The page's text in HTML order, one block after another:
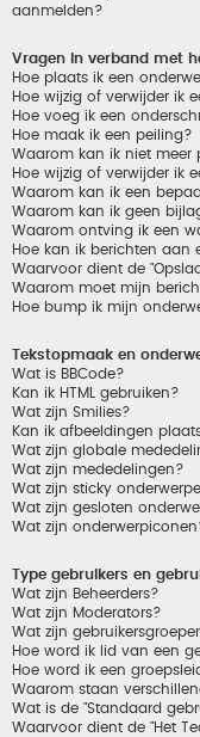
aanmelden?
Vragen in verband met
Hoe plaats ik een
Hoe wijzig of verwijder ik
Hoe voeg ik een
Hoe maak ik een peiling?
Waarom kan ik niet meer
Hoe wijzig of verwijder ik
Waarom kan ik een
Waarom kan ik geen
Waarom ontving ik een
Hoe kan ik berichten aan
Waarvoor dient de
Waarom moet mijn
Hoe bump ik mijn
Tekstopmaak en
Wat is BBCode?
Kan ik HTML gebruiken?
Wat zijn Smilies?
Kan ik afbeeldingen
Wat zijn globale
Wat zijn mededelingen?
Wat zijn sticky
Wat zijn gesloten
Wat zijn
Type gebruikers en
Wat zijn Beheerders?
Wat zijn Moderators?
Wat zijn
Hoe word ik lid van een
Hoe word ik een
Waarom staan
Wat is de "Standaard
Waarvoor dient de "Het